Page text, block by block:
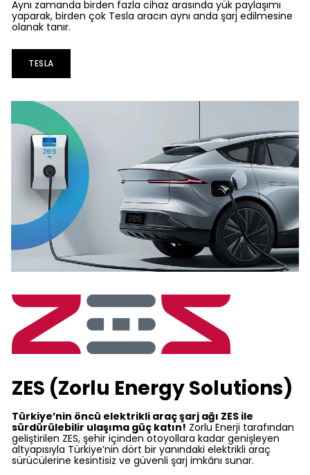
Aynı zamanda birden fazla cihaz arasında yük paylaşımı
yaparak, birden çok Tesla aracın aynı anda şarj edilmesine
olanak tanır.
TESLA
ZES (Zorlu Energy Solutions)
Türkiye’nin öncü elektrikli araç şarj ağı ZES ile
sürdürülebilir ulaşıma güç katın! Zorlu Enerji tarafından
geliştirilen ZES, şehir içinden otoyollara kadar genişleyen
altyapısıyla Türkiye’nin dört bir yanındaki elektrikli araç
sürücülerine kesintisiz ve güvenli şarj imkânı sunar.